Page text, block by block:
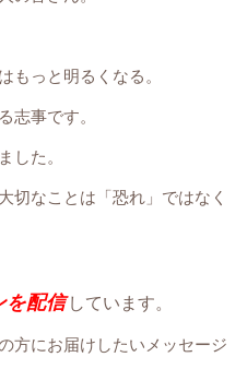
もっと明るくなる。
志事です。
した。
切なことは「恐れ」ではなく
を配信しています。
方にお届けしたいメッセージ